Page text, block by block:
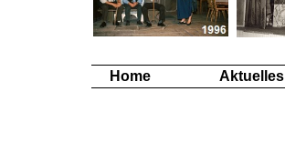
Home Aktuelles